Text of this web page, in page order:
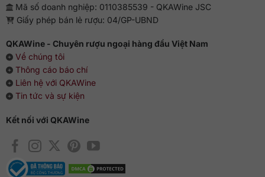
Mã số doanh nghiệp: 0110385539 - QKAWine JSC
Giấy phép bán lẻ rượu: 04/GP-UBND
QKAWine - Chuyên rượu ngoại hàng đầu Việt Nam
Về chúng tôi
Thông cáo báo chí
Liên hệ với QKAWine
Tin tức và sự kiện
Kết nối với QKAWine